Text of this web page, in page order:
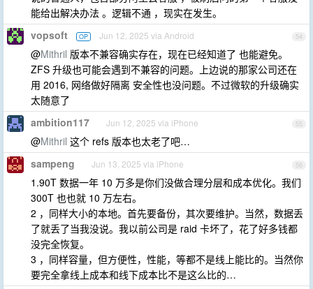
能给出解决办法 。逻辑不通 ，现实在发生。
54
vopsoft OP Jun 12, 2025 via Android
@Mithril 版本不兼容确实存在，现在已经知道了 也能避免。
ZFS 升级也可能会遇到不兼容的问题。上边说的那家公司还在
用 2016, 网络做好隔离 安全性也没问题。不过微软的升级确实
太随意了
55
ambition117 Jun 12, 2025 via iPhone
@Mithril 这个 refs 版本也太老了吧…
56
sampeng Jun 13, 2025 via iPhone
1.90T 数据一年 10 万多是你们没做合理分层和成本优化。我们
300T 也也就 10 万左右。
2 ，同样大小的本地。首先要备份，其次要维护。当然，数据丢
了就丢了当我没说。我以前公司是 raid 卡坏了，花了好多钱都
没完全恢复。
3 ，同样容量，但方便性，性能，等都不是线上能比的。当然你
要完全拿线上成本和线下成本比不是这么比的…